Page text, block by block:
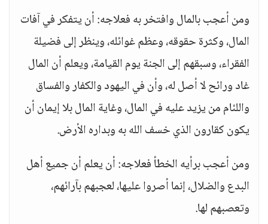
ومن أعجب بالمال وافتخر به فعلاجه: أن يتفكر في آفات
المال، وكثرة حقوقه، وعظم غوائله، وينظر إلى فضيلة
الفقراء، وسبقهم إلى الجنة يوم القيامة، ويعلم أن المال
غاد ورائح لا أصل له، وأن في اليهود والكفار والفساق
واللئام من يزيد عليه في المال، وغاية المال بلا إيمان أن
يكون كقارون الذي خسف الله به وبداره الأرض.
ومن أعجب برأيه الخطأ فعلاجه: أن يعلم أن جميع أهل
البدع والضلال، إنما أصروا عليها، لعجبهم بآرائهم،
وتعصبهم لها.